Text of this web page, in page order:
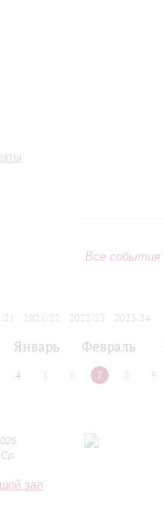
Все события
21 2021/22 2022/23
2023/24
Январь Февраль
4 5 6 7 8 9
Ср
зал